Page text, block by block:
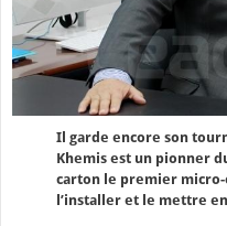
Il garde encore son
Khemis est un pionner
carton le premier
l’installer et le mettre